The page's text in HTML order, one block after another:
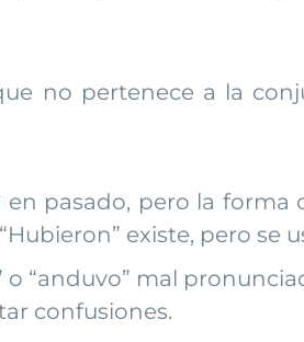
no pertenece a la
pasado, pero la forma
existe, pero se
o “anduvo” mal
confusiones.